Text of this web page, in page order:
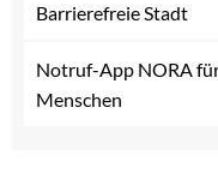
Barrierefreie Stadt
Notruf-App NORA
Menschen